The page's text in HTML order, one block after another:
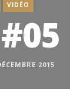
VIDÉO
2015